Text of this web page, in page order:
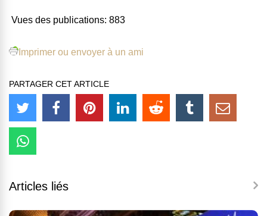
Vues des publications: 883
Imprimer ou envoyer à un ami
PARTAGER CET ARTICLE
Articles liés